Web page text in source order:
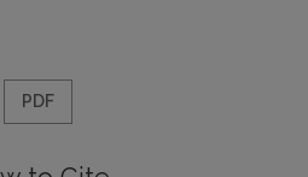
PDF